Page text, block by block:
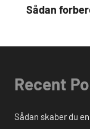
Sådan
Recent
Sådan skaber du